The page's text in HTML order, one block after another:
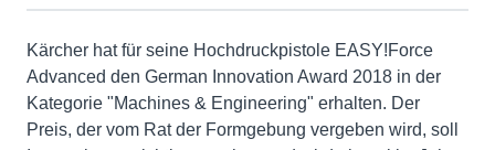
Kärcher hat für seine Hochdruckpistole EASY!Force
Advanced den German Innovation Award 2018 in der
Kategorie "Machines & Engineering" erhalten. Der
Preis, der vom Rat der Formgebung vergeben wird, soll